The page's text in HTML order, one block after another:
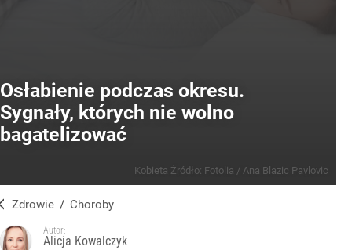
Osłabienie podczas okresu.
Sygnały, których nie wolno
bagatelizować
Kobieta Źródło: Fotolia / Ana Blazic Pavlovic
Zdrowie / Choroby
Autor:
Alicja Kowalczyk